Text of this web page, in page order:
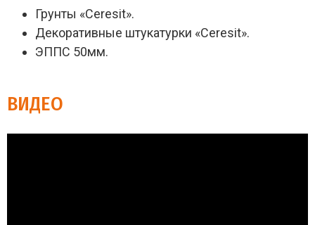
Грунты «Ceresit».
Декоративные штукатурки «Ceresit».
ЭППС 50мм.
ВИДЕО